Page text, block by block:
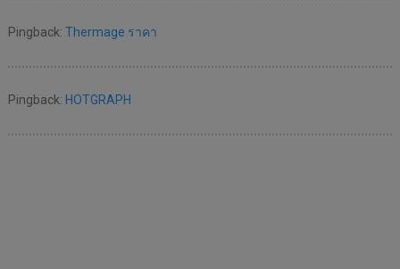
Pingback: Thermage ราคา
Pingback: HOTGRAPH